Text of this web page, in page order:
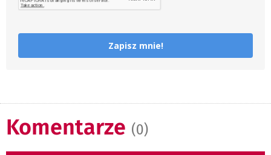
Zapisz mnie!
Komentarze (0)